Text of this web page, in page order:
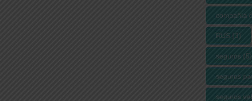
compañía
RUS (3)
seguros (5)
seguros
seguros